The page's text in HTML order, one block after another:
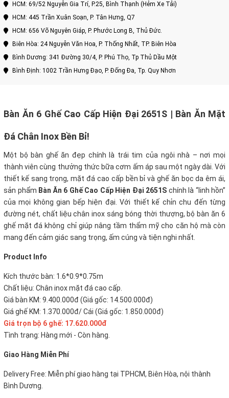
HCM: 69/52 Nguyễn Gia Trí, P.25, Bình Thạnh (Hẻm Xe Tải)
HCM: 445 Trần Xuân Soạn, P. Tân Hưng, Q7
HCM: 656 Võ Nguyên Giáp, P. Phước Long B, Thủ Đức.
Biên Hòa: 24 Nguyễn Văn Hoa, P. Thống Nhất, TP. Biên Hòa
Bình Dương: 341 Đường 30/4, P. Phú Thọ, Tp Thủ Dầu Một
Bình Định: 1002 Trần Hưng Đạo, P. Đống Đa, Tp. Quy Nhơn
Bàn Ăn 6 Ghế Cao Cấp Hiện Đại 2651S | Bàn Ăn Mặt
Đá Chân Inox Bền Bỉ!
Một bộ bàn ghế ăn đẹp chính là trái tim của ngôi nhà – nơi mọi
thành viên cùng thưởng thức bữa cơm ấm áp sau một ngày dài. Với
thiết kế sang trọng, mặt đá cao cấp bền bỉ và ghế ăn bọc da êm ái,
sản phẩm Bàn Ăn 6 Ghế Cao Cấp Hiện Đại 2651S chính là “linh hồn”
của mọi không gian bếp hiện đại. Với thiết kế chỉn chu đến từng
đường nét, chất liệu chân inox sáng bóng thời thượng, bộ bàn ăn 6
ghế mặt đá không chỉ giúp nâng tầm thẩm mỹ cho căn hộ mà còn
mang đến cảm giác sang trọng, ấm cúng và tiện nghi nhất.
Product Info
Kích thước bàn: 1.6*0.9*0.75m
Chất liệu: Chân inox mặt đá cao cấp.
Giá bàn KM: 9.400.000đ (Giá gốc: 14.500.000đ)
Giá ghế KM: 1.370.000đ/ Cái (Giá gốc: 1.850.000đ)
Giá trọn bộ 6 ghế: 17.620.000đ
Tình trạng: Hàng mới - Còn hàng.
Giao Hàng Miễn Phí
Delivery Free: Miễn phí giao hàng tại TPHCM, Biên Hòa, nội thành
Bình Dương.